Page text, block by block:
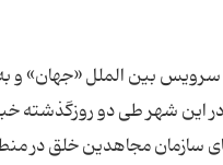
بین الملل «جهان» و به
این شهر طی دو روزگذشته